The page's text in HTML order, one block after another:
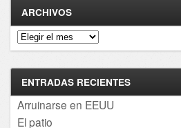
ARCHIVOS
Archivos
ENTRADAS RECIENTES
Arruinarse en EEUU
El patio